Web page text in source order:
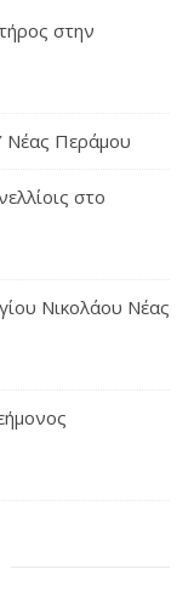
στην
Νέας Περάμου
στο
Νικολάου Νέας